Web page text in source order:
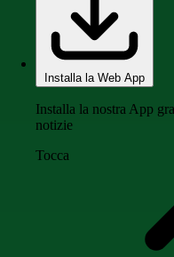
Installa la Web App
Installa la nostra App
notizie
Tocca